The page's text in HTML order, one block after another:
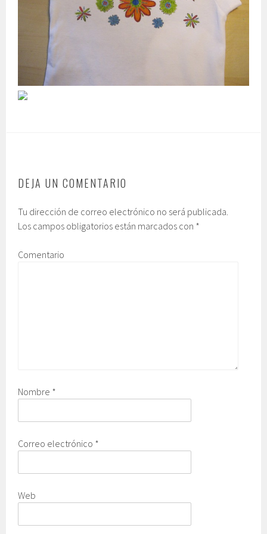
DEJA UN COMENTARIO
Tu dirección de correo electrónico no será publicada.
Los campos obligatorios están marcados con *
Comentario
Nombre *
Correo electrónico *
Web